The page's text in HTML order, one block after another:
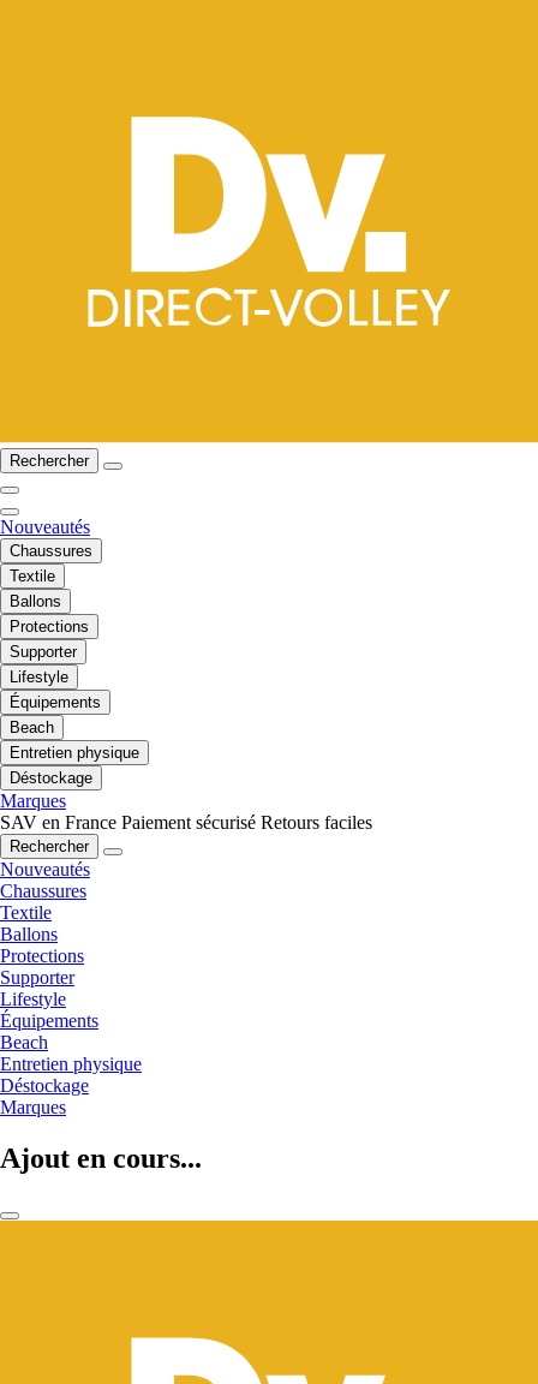
Rechercher
Nouveautés
Chaussures
Textile
Ballons
Protections
Supporter
Lifestyle
Équipements
Beach
Entretien physique
Déstockage
Marques
SAV en France Paiement sécurisé Retours faciles
Rechercher
Nouveautés
Chaussures
Textile
Ballons
Protections
Supporter
Lifestyle
Équipements
Beach
Entretien physique
Déstockage
Marques
Ajout en cours...